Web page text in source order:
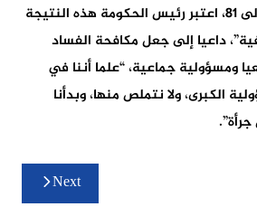
انتقل الترتيب من 90 إلى 81، اعتبر رئيس الحكومة هذه النتيجة
داعيا إلى جعل مكافحة الفساد
ومسؤولية جماعية، “علما أننا في
الكبرى، ولا نتملص منها، وبدأنا
Next